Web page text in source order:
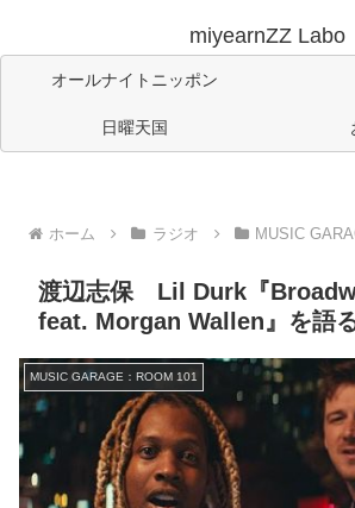
miyearnZZ Labo
オールナイトニッポン
日曜天国
ホーム ラジオ MUSIC
渡辺志保 Lil Durk『
feat. Morgan Wallen』を語
MUSIC GARAGE：ROOM 101